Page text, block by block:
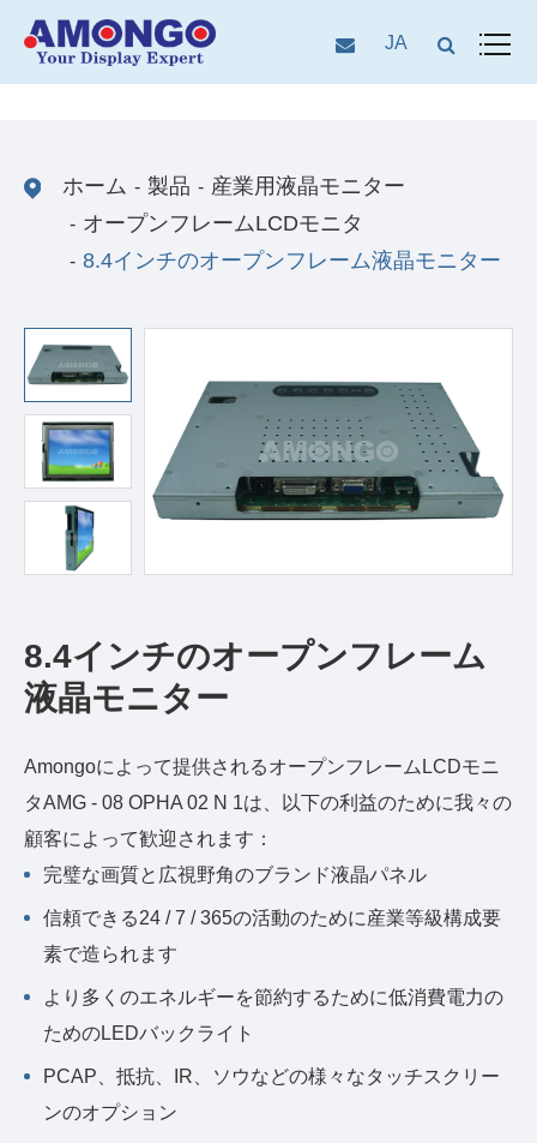
JA
ホーム 製品
産業用液晶モニター
オープンフレームLCDモニタ
8.4インチのオープンフレーム液晶モニター
8.4インチのオープンフレーム
液晶モニター
Amongoによって提供されるオープンフレームLCDモニ
タAMG - 08 OPHA 02 N 1は、以下の利益のために我々の
顧客によって歓迎されます：
完璧な画質と広視野角のブランド液晶パネル
信頼できる24 / 7 / 365の活動のために産業等級構成要
素で造られます
より多くのエネルギーを節約するために低消費電力の
ためのLEDバックライト
PCAP、抵抗、IR、ソウなどの様々なタッチスクリー
ンのオプション